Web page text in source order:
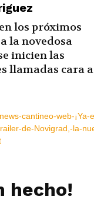
los próximos
la novedosa
inicien las
llamadas cara a
hecho!